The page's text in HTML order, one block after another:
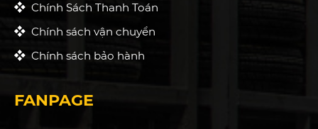
Chính Sách Thanh Toán
Chính sách vận chuyển
Chính sách bảo hành
FANPAGE